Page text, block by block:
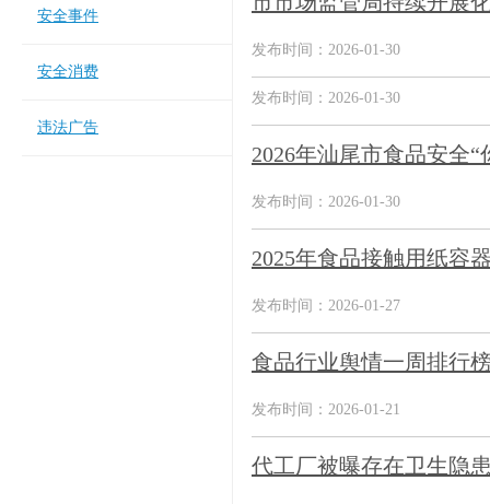
安全事件
安全消费
违法广告
发布时间：2026-01-30
发布时间：2026-01-30
2026年汕尾市食品安全
发布时间：2026-01-30
2025年食品接触用纸容
发布时间：2026-01-27
食品行业舆情一周排行
发布时间：2026-01-21
代工厂被曝存在卫生隐